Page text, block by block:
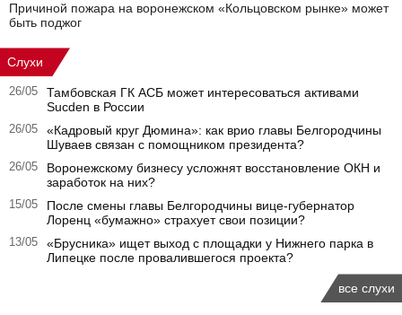
Причиной пожара на воронежском «Кольцовском рынке» может
быть поджог
Слухи
26/05
Тамбовская ГК АСБ может интересоваться активами
Sucden в России
26/05
«Кадровый круг Дюмина»: как врио главы Белгородчины
Шуваев связан с помощником президента?
26/05
Воронежскому бизнесу усложнят восстановление ОКН и
заработок на них?
15/05
После смены главы Белгородчины вице-губернатор
Лоренц «бумажно» страхует свои позиции?
13/05
«Брусника» ищет выход с площадки у Нижнего парка в
Липецке после провалившегося проекта?
все слухи